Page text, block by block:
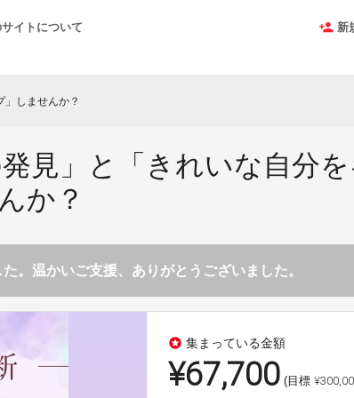
イトについて 新
しませんか？
見」と「きれいな自分を
か？
。温かいご支援、ありがとうございました。
stars 集まっている金額
¥67,700 (目標